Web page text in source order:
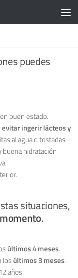
puedes
buen estado.
evitar ingerir lácteos y
al agua o tostadas
buena hidratación
situaciones,
.
últimos 4 meses.
losúltimos 3 meses.
años.